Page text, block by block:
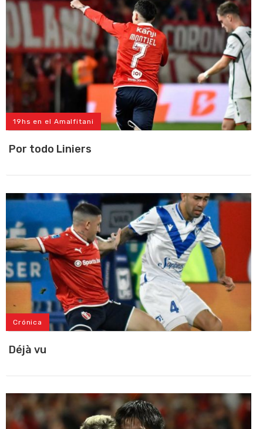
19hs en el Amalfitani
Por todo Liniers
Crónica
Déjà vu